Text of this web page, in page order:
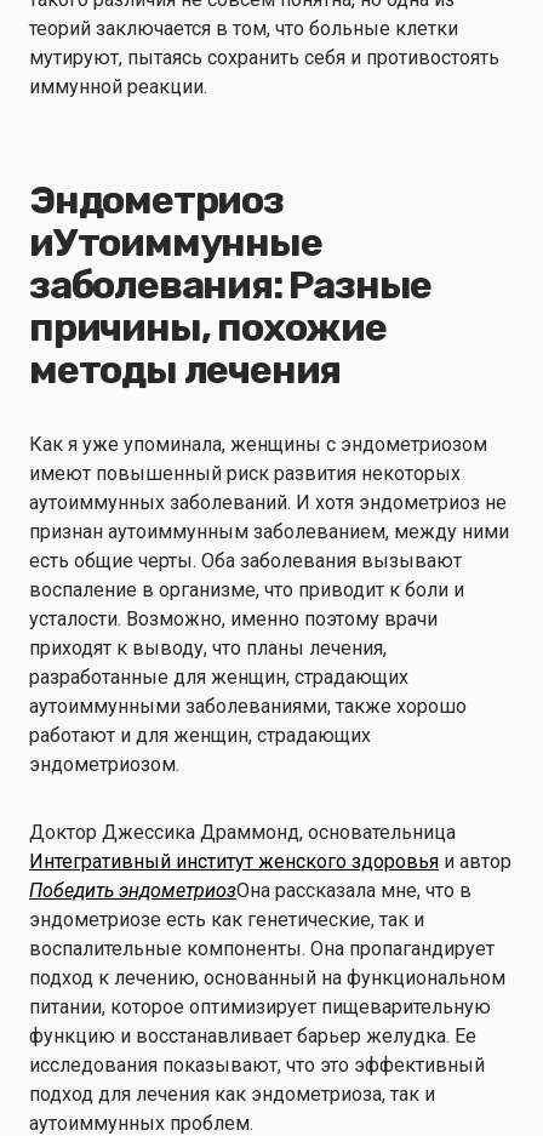
теорий заключается в том, что больные клетки
мутируют, пытаясь сохранить себя и противостоять
иммунной реакции.
Эндометриоз
иУтоиммунные
заболевания: Разные
причины, похожие
методы лечения
Как я уже упоминала, женщины с эндометриозом
имеют повышенный риск развития некоторых
аутоиммунных заболеваний. И хотя эндометриоз не
признан аутоиммунным заболеванием, между ними
есть общие черты. Оба заболевания вызывают
воспаление в организме, что приводит к боли и
усталости. Возможно, именно поэтому врачи
приходят к выводу, что планы лечения,
разработанные для женщин, страдающих
аутоиммунными заболеваниями, также хорошо
работают и для женщин, страдающих
эндометриозом.
Доктор Джессика Драммонд, основательница
Интегративный институт женского здоровья и автор
Победить эндометриозОна рассказала мне, что в
эндометриозе есть как генетические, так и
воспалительные компоненты. Она пропагандирует
подход к лечению, основанный на функциональном
питании, которое оптимизирует пищеварительную
функцию и восстанавливает барьер желудка. Ее
исследования показывают, что это эффективный
подход для лечения как эндометриоза, так и
аутоиммунных проблем.